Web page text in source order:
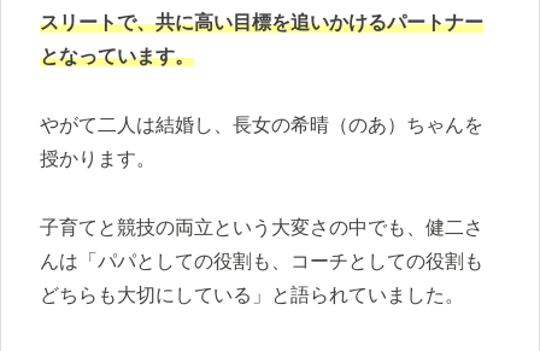
スリートで、共に高い目標を追いかけるパートナー
となっています。
やがて二人は結婚し、長女の希晴（のあ）ちゃんを
授かります。
子育てと競技の両立という大変さの中でも、健二さ
んは「パパとしての役割も、コーチとしての役割も
どちらも大切にしている」と語られていました。